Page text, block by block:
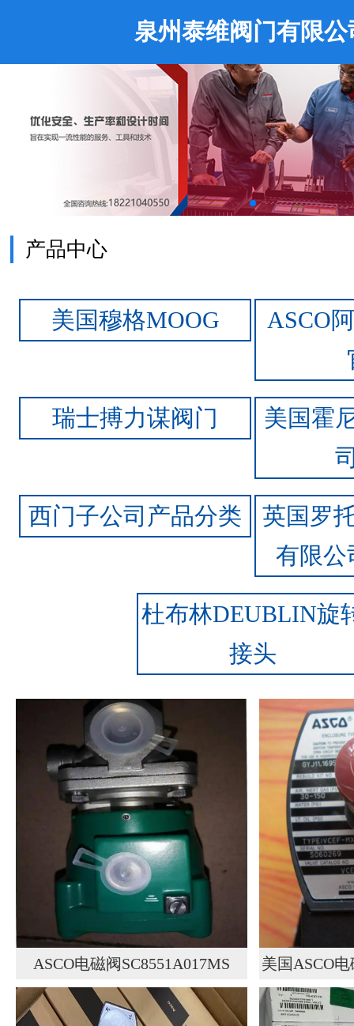
泉州泰维阀门有限公
产品中心
美国穆格MOOG
ASCO
瑞士搏力谋阀门
美国霍
西门子公司产品分类
英国罗
有限公
杜布林DEUBLIN旋
接头
ASCO电磁阀SC8551A017MS
美国ASCO